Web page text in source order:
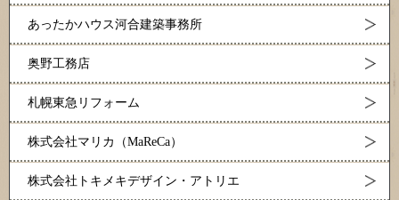
あったかハウス河合建築事務所
奥野工務店
札幌東急リフォーム
株式会社マリカ（MaReCa）
株式会社トキメキデザイン・アトリエ